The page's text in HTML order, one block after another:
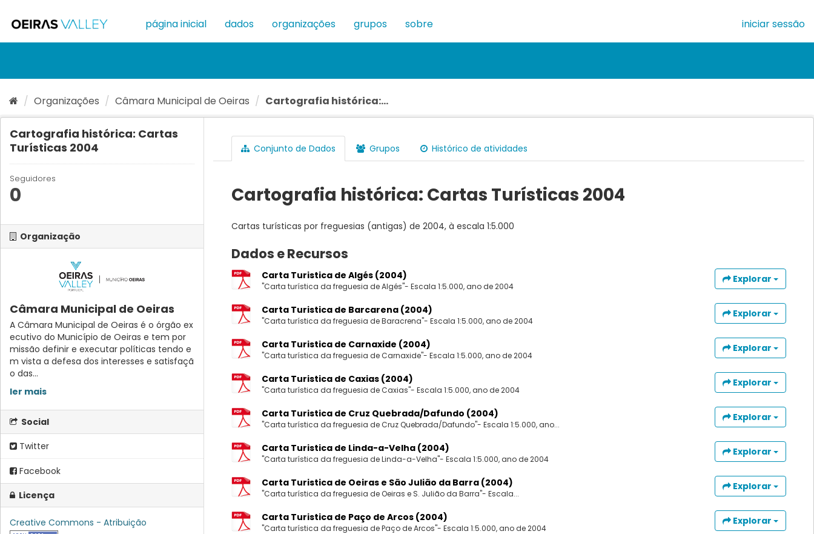
para
conteúdo
página inicial dados organizações grupos sobre iniciar sessão
Organizações Câmara Municipal de Oeiras Cartografia histórica:...
Cartografia histórica: Cartas
Turísticas 2004
Seguidores
0
Organização
Câmara Municipal de Oeiras
A Câmara Municipal de Oeiras é o órgão ex
ecutivo do Município de Oeiras e tem por
missão definir e executar políticas tendo e
m vista a defesa dos interesses e satisfaçã
o das...
ler mais
Social
Twitter
Facebook
Licença
Creative Commons - Atribuição
Conjunto de Dados Grupos Histórico de atividades
Cartografia histórica: Cartas Turísticas 2004
Cartas turísticas por freguesias (antigas) de 2004, à escala 1:5.000
Dados e Recursos
Carta Turistica de Algés (2004)
"Carta turística da freguesia de Algés"- Escala 1:5.000, ano de 2004
Explorar
Carta Turistica de Barcarena (2004)
"Carta turística da freguesia de Baracrena"- Escala 1:5.000, ano de 2004
Explorar
Carta Turistica de Carnaxide (2004)
"Carta turística da freguesia de Carnaxide"- Escala 1:5.000, ano de 2004
Explorar
Carta Turistica de Caxias (2004)
"Carta turística da freguesia de Caxias"- Escala 1:5.000, ano de 2004
Explorar
Carta Turistica de Cruz Quebrada/Dafundo (2004)
"Carta turística da freguesia de Cruz Quebrada/Dafundo"- Escala 1:5.000, ano...
Explorar
Carta Turistica de Linda-a-Velha (2004)
"Carta turística da freguesia de Linda-a-Velha"- Escala 1:5.000, ano de 2004
Explorar
Carta Turistica de Oeiras e São Julião da Barra (2004)
"Carta turística da freguesia de Oeiras e S. Julião da Barra"- Escala...
Explorar
Carta Turistica de Paço de Arcos (2004)
"Carta turística da freguesia de Paço de Arcos"- Escala 1:5.000, ano de 2004
Explorar